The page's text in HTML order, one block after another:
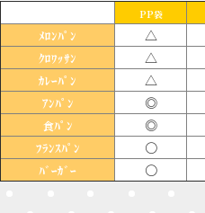
PP袋
ﾒﾛﾝﾊﾟﾝ △
ｸﾛﾜｯｻﾝ △
ｶﾚｰﾊﾟﾝ △
ｱﾝﾊﾟﾝ ◎
食ﾊﾟﾝ ◎
ﾌﾗﾝｽﾊﾟﾝ 〇
ﾊﾞｰｶﾞｰ 〇